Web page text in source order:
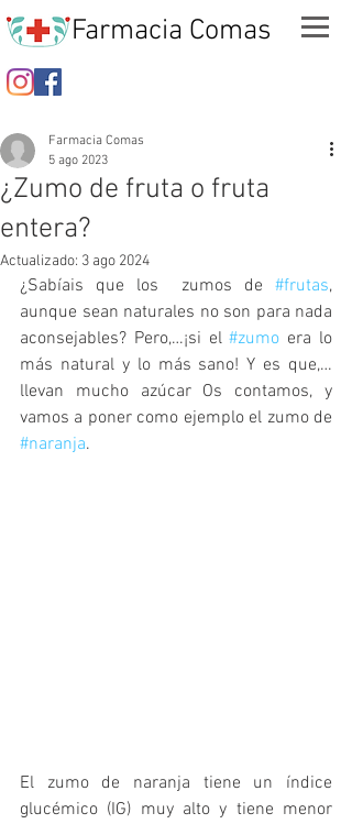
Farmacia Comas
¿Zumo de fruta o fruta
entera?
Farmacia Comas
5 ago 2023
Actualizado: 3 ago 2024
¿Sabíais que los  zumos de #frutas,
aunque sean naturales no son para nada
aconsejables? Pero,…¡si el #zumo era lo
más natural y lo más sano! Y es que,…
llevan mucho azúcar Os contamos, y
#naranja.
El zumo de naranja tiene un índice
glucémico (IG) muy alto y tiene menor